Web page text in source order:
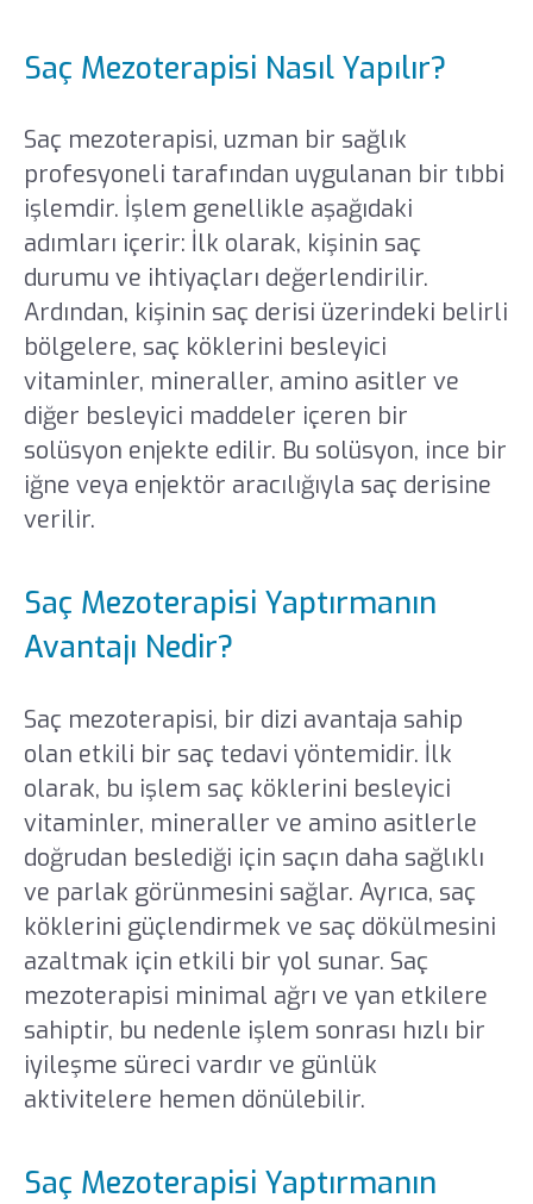
Saç Mezoterapisi Nasıl Yapılır?
Saç mezoterapisi, uzman bir sağlık
profesyoneli tarafından uygulanan bir tıbbi
işlemdir. İşlem genellikle aşağıdaki
adımları içerir: İlk olarak, kişinin saç
durumu ve ihtiyaçları değerlendirilir.
Ardından, kişinin saç derisi üzerindeki belirli
bölgelere, saç köklerini besleyici
vitaminler, mineraller, amino asitler ve
diğer besleyici maddeler içeren bir
solüsyon enjekte edilir. Bu solüsyon, ince bir
iğne veya enjektör aracılığıyla saç derisine
verilir.
Saç Mezoterapisi Yaptırmanın
Avantajı Nedir?
Saç mezoterapisi, bir dizi avantaja sahip
olan etkili bir saç tedavi yöntemidir. İlk
olarak, bu işlem saç köklerini besleyici
vitaminler, mineraller ve amino asitlerle
doğrudan beslediği için saçın daha sağlıklı
ve parlak görünmesini sağlar. Ayrıca, saç
köklerini güçlendirmek ve saç dökülmesini
azaltmak için etkili bir yol sunar. Saç
mezoterapisi minimal ağrı ve yan etkilere
sahiptir, bu nedenle işlem sonrası hızlı bir
iyileşme süreci vardır ve günlük
aktivitelere hemen dönülebilir.
Saç Mezoterapisi Yaptırmanın